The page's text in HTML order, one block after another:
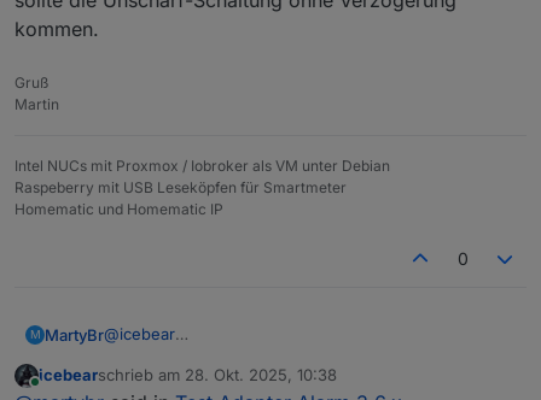
kommen.
Gruß
Martin
Intel NUCs mit Proxmox / Iobroker als VM unter Debian
Raspeberry mit USB Leseköpfen für Smartmeter
Homematic und Homematic IP
0
M MartyBr@icebear
öffnen der Tür der Alarm erst verzögert kommt, so
Wenn ich deine Frage richtig verstanden habe, dann
Online
icebearschrieb am 28. Okt. 2025, 10:38
zuletzt editiert von